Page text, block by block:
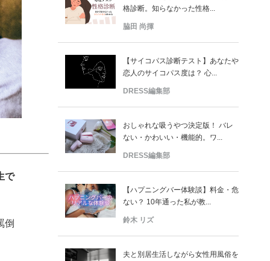
で
倒
格診断。知らなかった性格...
脇田 尚揮
【サイコパス診断テスト】あなたや
恋人のサイコパス度は？ 心...
DRESS編集部
おしゃれな吸うやつ決定版！ バレ
ない・かわいい・機能的。ワ...
DRESS編集部
【ハプニングバー体験談】料金・危
ない？ 10年通った私が教...
鈴木 リズ
夫と別居生活しながら女性用風俗を